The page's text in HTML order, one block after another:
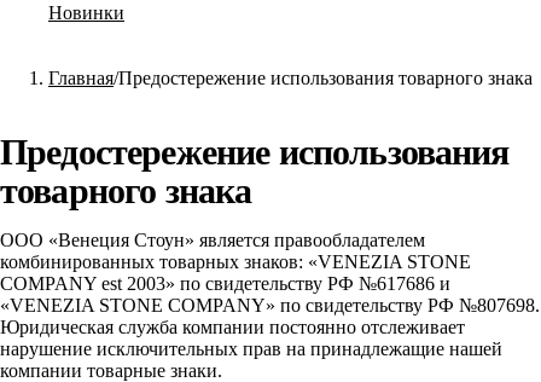
Новинки
Главная Предостережение использования товарного знака
Предостережение использования
товарного знака
ООО «Венеция Стоун» является правообладателем
комбинированных товарных знаков: «VENEZIA STONE
COMPANY est 2003» по свидетельству РФ №617686 и
«VENEZIA STONE COMPANY» по свидетельству РФ №807698.
Юридическая служба компании постоянно отслеживает
нарушение исключительных прав на принадлежащие нашей
компании товарные знаки.